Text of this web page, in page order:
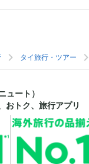
タイ旅行・ツアー
ュート）
おトク、旅行アプリ